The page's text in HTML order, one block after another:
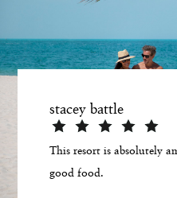
stacey battle
This resort is absolutely
good food.